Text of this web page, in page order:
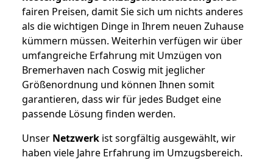
fairen Preisen, damit Sie sich um nichts anderes
als die wichtigen Dinge in Ihrem neuen Zuhause
kümmern müssen. Weiterhin verfügen wir über
umfangreiche Erfahrung mit Umzügen von
Bremerhaven nach Coswig mit jeglicher
Größenordnung und können Ihnen somit
garantieren, dass wir für jedes Budget eine
passende Lösung finden werden.
Unser Netzwerk ist sorgfältig ausgewählt, wir
haben viele Jahre Erfahrung im Umzugsbereich.